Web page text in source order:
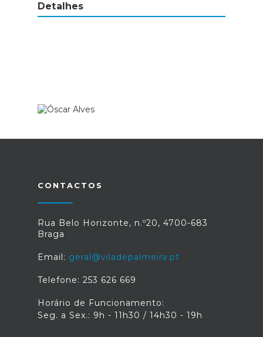
Detalhes
CONTACTOS
Rua Belo Horizonte, n.º20, 4700-683
Braga
Email: geral@viladepalmeira.pt
Telefone: 253 626 669
Horário de Funcionamento:
Seg. a Sex.: 9h - 11h30 / 14h30 - 19h